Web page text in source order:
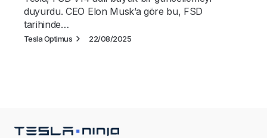
duyurdu. CEO Elon Musk’a göre bu, FSD
tarihinde…
Tesla Optimus 22/08/2025